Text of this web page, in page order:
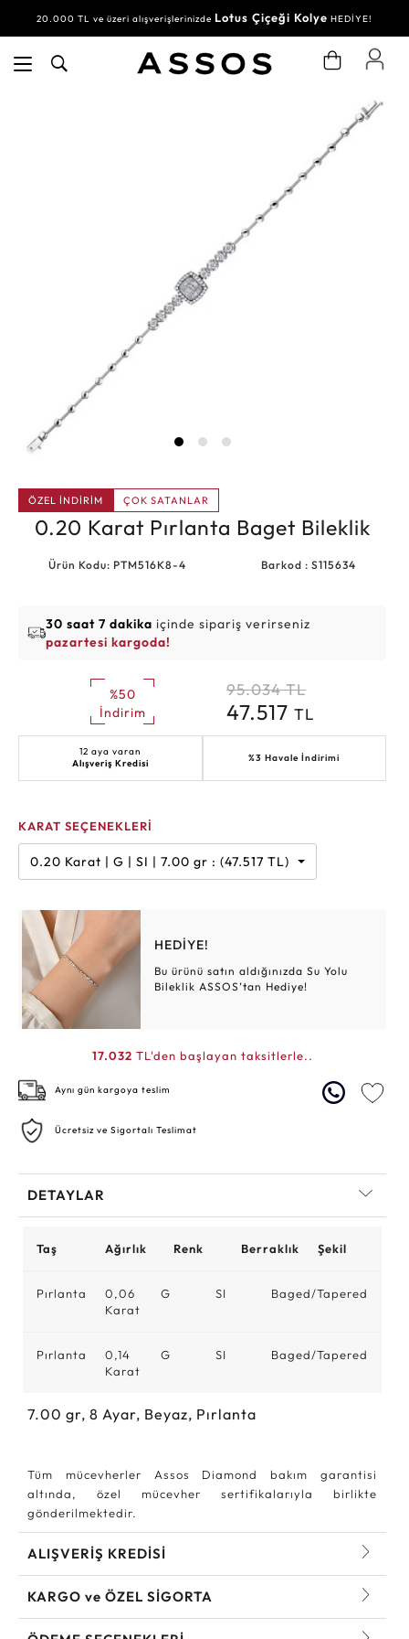
20.000 TL ve üzeri alışverişlerinizde Lotus Çiçeği Kolye HEDİYE!
ÖZEL İNDİRİM ÇOK SATANLAR
0.20 Karat Pırlanta Baget Bileklik
Ürün Kodu: PTM516K8-4 Barkod : S115634
30 saat 7 dakika içinde sipariş verirseniz
pazartesi kargoda!
%50
İndirim
95.034 TL
47.517 TL
12 aya varan
Alışveriş Kredisi
%3 Havale İndirimi
KARAT SEÇENEKLERİ
0.20 Karat | G | SI | 7.00 gr : (47.517 TL)
HEDİYE!
Bu ürünü satın aldığınızda Su Yolu
Bileklik ASSOS’tan Hediye!
17.032 TL'den başlayan taksitlerle..
Aynı gün kargoya teslim
Ücretsiz ve Sigortalı Teslimat
DETAYLAR
Taş Ağırlık Renk Berraklık Şekil
Pırlanta
0,06
Karat
G SI Baged/Tapered
Pırlanta
0,14
Karat
G SI Baged/Tapered
7.00 gr, 8 Ayar, Beyaz, Pırlanta
Tüm mücevherler Assos Diamond bakım garantisi
altında, özel mücevher sertifikalarıyla birlikte
gönderilmektedir.
ALIŞVERİŞ KREDİSİ
KARGO ve ÖZEL SİGORTA